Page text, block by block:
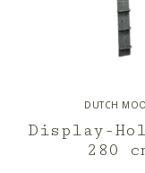
DUTCH
Display-
280